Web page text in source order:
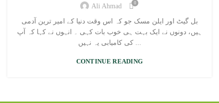
Ali Ahmad 0
بل گیٹ اور ایلن مسک جو کہ اس وقت دنیا کے امیر ترین آدمی
ہیں، دونوں نے ایک بہت ہی خوب بات کہی ۔ انہوں نے کہا کہ آپ
کی کامیابی یہ نہیں ...
CONTINUE READING